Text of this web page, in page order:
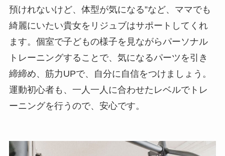
預けれないけど、体型が気になる”など、ママでも
綺麗にいたい貴女をリジュブはサポートしてくれ
ます。個室で子どもの様子を見ながらパーソナル
トレーニングすることで、気になるパーツを引き
締締め、筋力UPで、自分に自信をつけましょう。
運動初心者も、一人一人に合わせたレベルでトレ
ーニングを行うので、安心です。